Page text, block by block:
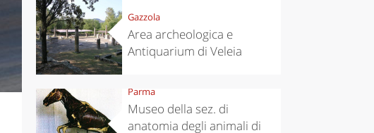
Gazzola
Area archeologica e
Antiquarium di Veleia
Parma
Museo della sez. di
anatomia degli animali di